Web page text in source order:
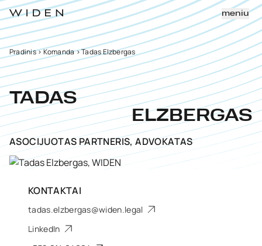
meniu
Pradinis>Komanda>Tadas Elzbergas
TADAS
ELZBERGAS
ASOCIJUOTAS PARTNERIS, ADVOKATAS
KONTAKTAI
tadas.elzbergas@widen.legal
LinkedIn